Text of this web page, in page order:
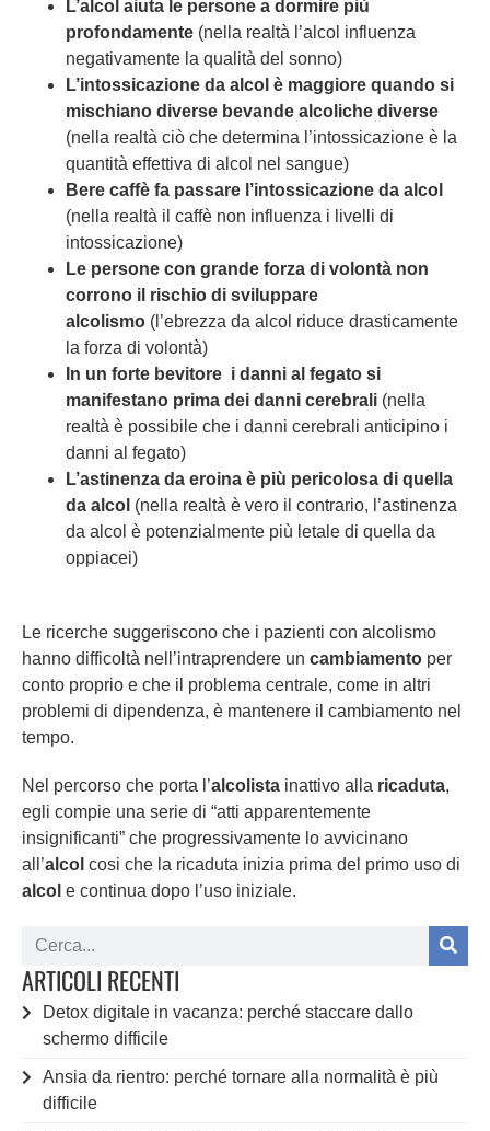
L’alcol aiuta le persone a dormire più
profondamente (nella realtà l’alcol influenza
negativamente la qualità del sonno)
L’intossicazione da alcol è maggiore quando si
mischiano diverse bevande alcoliche diverse
(nella realtà ciò che determina l’intossicazione è la
quantità effettiva di alcol nel sangue)
Bere caffè fa passare l’intossicazione da alcol
(nella realtà il caffè non influenza i livelli di
intossicazione)
Le persone con grande forza di volontà non
corrono il rischio di sviluppare
alcolismo (l’ebrezza da alcol riduce drasticamente
la forza di volontà)
In un forte bevitore i danni al fegato si
manifestano prima dei danni cerebrali (nella
realtà è possibile che i danni cerebrali anticipino i
danni al fegato)
L’astinenza da eroina è più pericolosa di quella
da alcol (nella realtà è vero il contrario, l’astinenza
da alcol è potenzialmente più letale di quella da
oppiacei)
Le ricerche suggeriscono che i pazienti con alcolismo
hanno difficoltà nell’intraprendere un cambiamento per
conto proprio e che il problema centrale, come in altri
problemi di dipendenza, è mantenere il cambiamento nel
tempo.
Nel percorso che porta l’alcolista inattivo alla ricaduta,
egli compie una serie di “atti apparentemente
insignificanti” che progressivamente lo avvicinano
all’alcol cosi che la ricaduta inizia prima del primo uso di
alcol e continua dopo l’uso iniziale.
ARTICOLI RECENTI
Detox digitale in vacanza: perché staccare dallo
schermo difficile
Ansia da rientro: perché tornare alla normalità è più
difficile